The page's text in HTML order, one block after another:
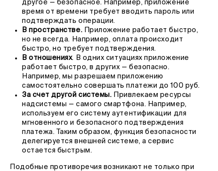
другое — безопасное. Например, приложение
время от времени требует вводить пароль или
подтверждать операции.
В пространстве. Приложение работает быстро,
но не всегда. Например, оплата происходит
быстро, но требует подтверждения.
В отношениях. В одних ситуациях приложение
работает быстро, в других — безопасно.
Например, мы разрешаем приложению
самостоятельно совершать платежи до 100 руб.
За счет другой системы. Привлекаем ресурсы
надсистемы — самого смартфона. Например,
используем его систему аутентификации для
мгновенного и безопасного подтверждения
платежа. Таким образом, функция безопасности
делегируется внешней системе, а сервис
остается быстрым.
Подобные противоречия возникают не только при